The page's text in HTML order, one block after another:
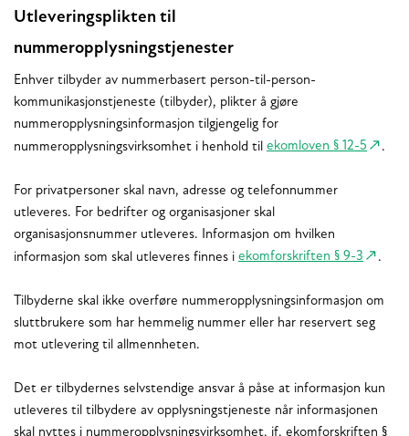
Utleveringsplikten til
nummeropplysningstjenester
Enhver tilbyder av nummerbasert person-til-person-
kommunikasjonstjeneste (tilbyder), plikter å gjøre
nummeropplysningsinformasjon tilgjengelig for
nummeropplysningsvirksomhet i henhold til ekomloven § 12-5 .
For privatpersoner skal navn, adresse og telefonnummer
utleveres. For bedrifter og organisasjoner skal
organisasjonsnummer utleveres. Informasjon om hvilken
informasjon som skal utleveres finnes i ekomforskriften § 9-3 .
Tilbyderne skal ikke overføre nummeropplysningsinformasjon om
sluttbrukere som har hemmelig nummer eller har reservert seg
mot utlevering til allmennheten.
Det er tilbydernes selvstendige ansvar å påse at informasjon kun
utleveres til tilbydere av opplysningstjeneste når informasjonen
skal nyttes i nummeropplysningsvirksomhet, jf. ekomforskriften §